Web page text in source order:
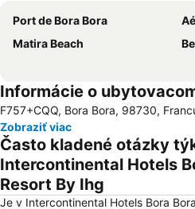
Port de Bora Bora
Matira Beach
Informácie o
F757+CQQ, Bora Bora, 98730,
Zobraziť viac
Často kladené otázky
Intercontinental Hotels
Resort By Ihg
Je v Intercontinental Hotels Bora